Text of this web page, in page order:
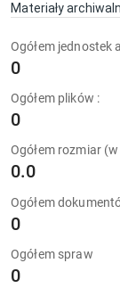
Materiały
Ogółem jednostek
0
Ogółem plików :
0
Ogółem rozmiar
0.0
Ogółem
0
Ogółem spraw
0